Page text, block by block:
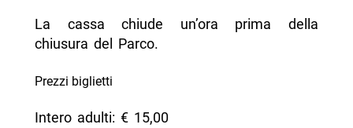
La cassa chiude un’ora prima della
chiusura del Parco.
Prezzi biglietti
Intero adulti: € 15,00